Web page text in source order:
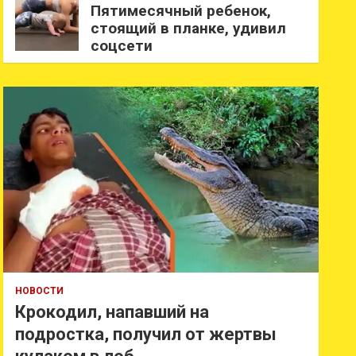
Пятимесячный ребенок,
стоящий в планке, удивил
соцсети
НОВОСТИ
Крокодил, напавший на
подростка, получил от жертвы